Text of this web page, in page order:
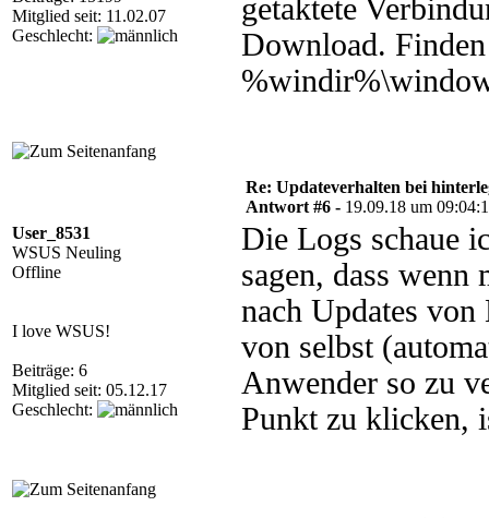
Mitglied seit: 11.02.07
Geschlecht:
getaktete
Download.
User_8531
WSUS Neuling
Offline
I love WSUS!
Beiträge: 6
Mitglied seit: 05.12.17
Geschlecht:
Re: Updateverhalten bei
Antwort #6 - 19.09.18 um
Die Logs schaue
sagen, dass wenn
nach Updates
von selbst
Anwender so zu
Punkt zu klicken,